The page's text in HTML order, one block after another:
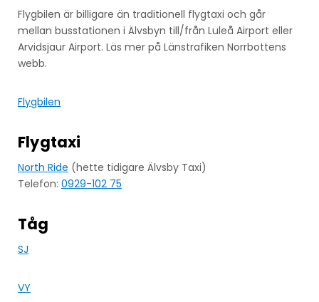
Flygbilen är billigare än traditionell flygtaxi och går
mellan busstationen i Älvsbyn till/från Luleå Airport eller
Arvidsjaur Airport. Läs mer på Länstrafiken Norrbottens
webb.
Flygbilen
Flygtaxi
North Ride (hette tidigare Älvsby Taxi)
Telefon: 0929-102 75
Tåg
SJ
VY